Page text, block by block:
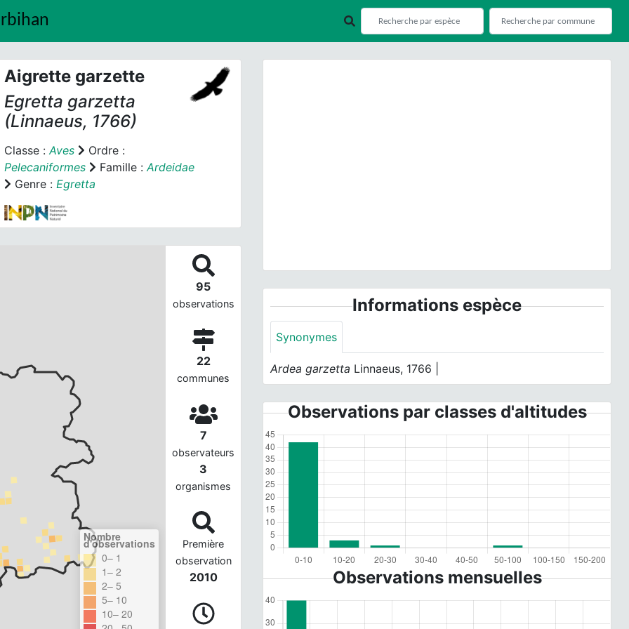
Aigrette garzette
Egretta garzetta
(Linnaeus, 1766)
Classe :Aves
Ordre :
Pelecaniformes
Famille :Ardeidae
Genre : Egretta
Nombre
d'observations
0– 1
1– 2
2– 5
5– 10
10– 20
95
observations
22
communes
7
observateurs
3
organismes
Première
observation
2010
Informations espèce
Synonymes
Ardea garzetta Linnaeus, 1766 |
Observations par classes d'altitudes
Observations mensuelles